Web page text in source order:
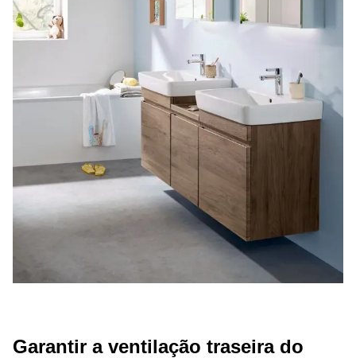
Garantir a ventilação traseira do